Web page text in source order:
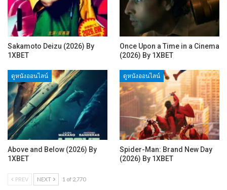
Sakamoto Deizu (2026) By
1XBET
Once Upon a Time in a Cinema
(2026) By 1XBET
ดูหนังออนไลน์
Above and Below (2026) By
1XBET
ดูหนังออนไลน์
Spider-Man: Brand New Day
(2026) By 1XBET
PREV NEXT 1 of 2,770